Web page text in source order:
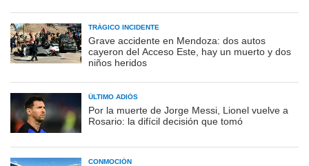
TRÁGICO INCIDENTE
Grave accidente en Mendoza: dos autos
cayeron del Acceso Este, hay un muerto y dos
niños heridos
ÚLTIMO ADIÓS
Por la muerte de Jorge Messi, Lionel vuelve a
Rosario: la difícil decisión que tomó
CONMOCIÓN